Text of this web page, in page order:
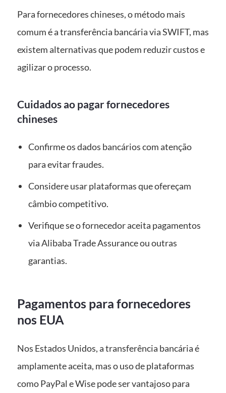
Para fornecedores chineses, o método mais
comum é a transferência bancária via SWIFT, mas
existem alternativas que podem reduzir custos e
agilizar o processo.
Cuidados ao pagar fornecedores
chineses
Confirme os dados bancários com atenção
para evitar fraudes.
Considere usar plataformas que ofereçam
câmbio competitivo.
Verifique se o fornecedor aceita pagamentos
via Alibaba Trade Assurance ou outras
garantias.
Pagamentos para fornecedores
nos EUA
Nos Estados Unidos, a transferência bancária é
amplamente aceita, mas o uso de plataformas
como PayPal e Wise pode ser vantajoso para